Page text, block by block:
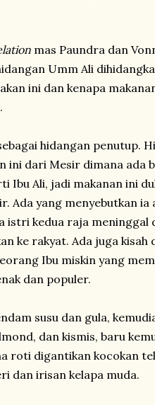
mas Paundra dan
Umm Ali
ini dan kenapa
hidangan penutup.
ini dari Mesir dimana ada
Ibu Ali, jadi makanan ini
Ada yang menyebutkan
istri kedua raja meninggal
ke rakyat. Ada juga
Ibu miskin yang
dan populer.
susu dan gula,
dan kismis, baru
roti digantikan kocokan
dan irisan kelapa muda.